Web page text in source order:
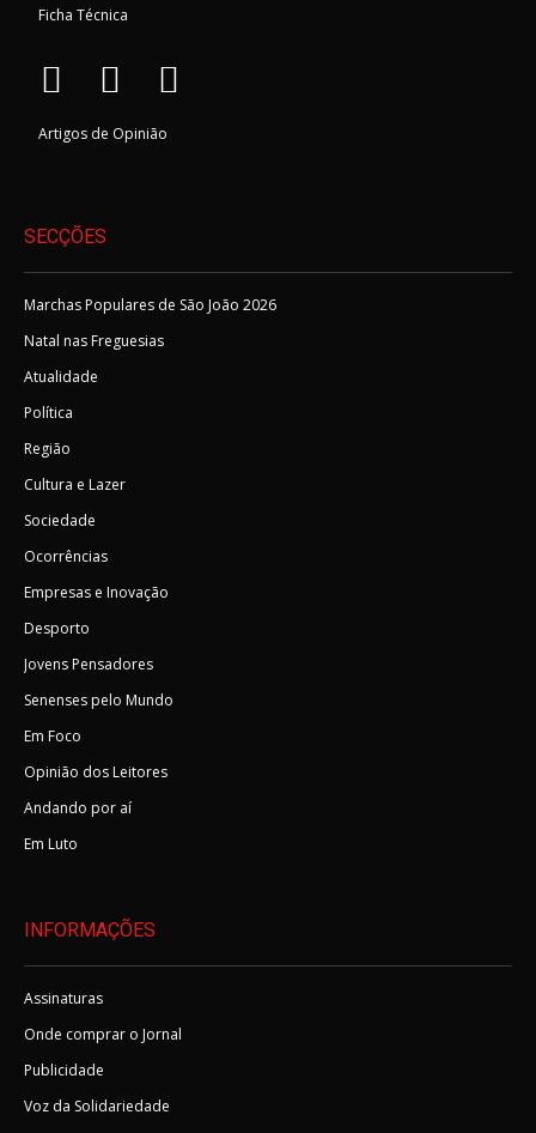
Ficha Técnica
Artigos de Opinião
SECÇÕES
Marchas Populares de São João 2026
Natal nas Freguesias
Atualidade
Política
Região
Cultura e Lazer
Sociedade
Ocorrências
Empresas e Inovação
Desporto
Jovens Pensadores
Senenses pelo Mundo
Em Foco
Opinião dos Leitores
Andando por aí
Em Luto
INFORMAÇÕES
Assinaturas
Onde comprar o Jornal
Publicidade
Voz da Solidariedade